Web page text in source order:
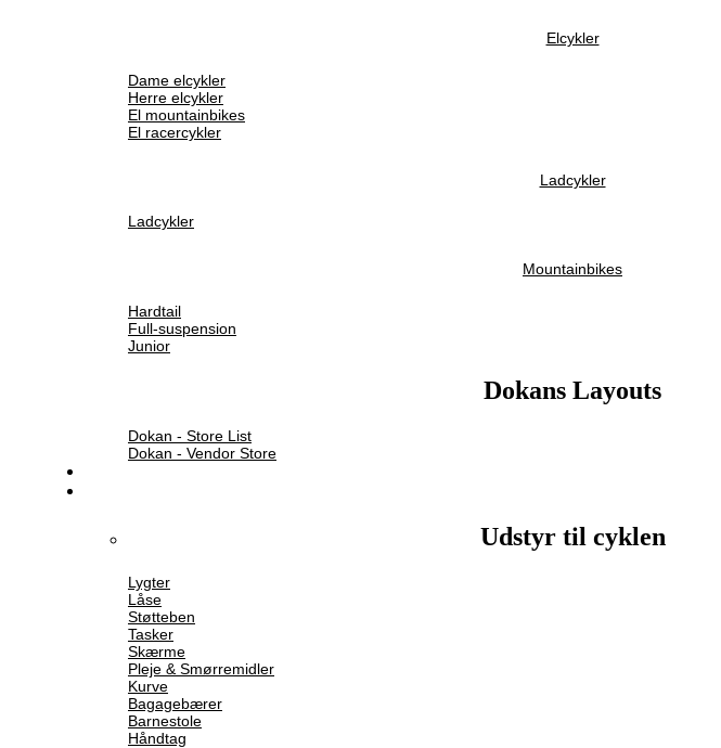
Elcykler
Dame elcykler
Herre elcykler
El mountainbikes
El racercykler
Ladcykler
Ladcykler
Mountainbikes
Hardtail
Full-suspension
Junior
Dokans Layouts
Dokan - Store List
Dokan - Vendor Store
Udstyr til cyklen
Lygter
Låse
Støtteben
Tasker
Skærme
Pleje & Smørremidler
Kurve
Bagagebærer
Barnestole
Håndtag